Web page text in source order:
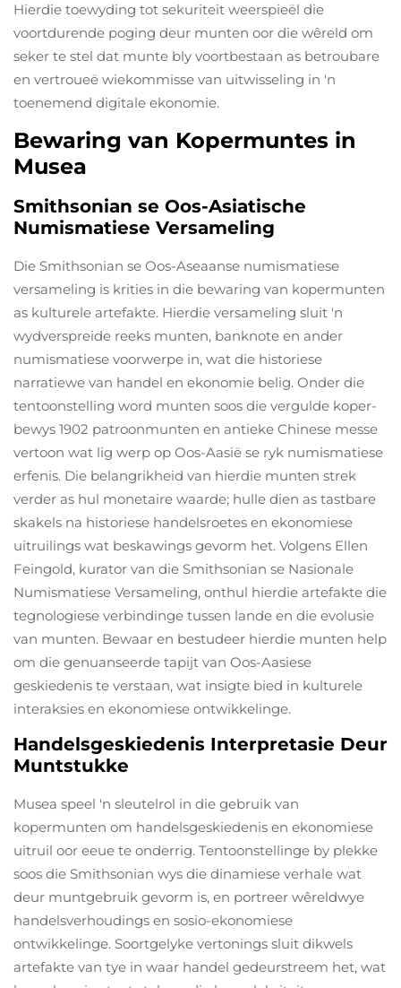
Hierdie toewyding tot sekuriteit weerspieël die
voortdurende poging deur munten oor die wêreld om
seker te stel dat munte bly voortbestaan as betroubare
en vertroueë wiekommisse van uitwisseling in 'n
toenemend digitale ekonomie.
Bewaring van Kopermuntes in
Musea
Smithsonian se Oos-Asiatische
Numismatiese Versameling
Die Smithsonian se Oos-Aseaanse numismatiese
versameling is krities in die bewaring van kopermunten
as kulturele artefakte. Hierdie versameling sluit 'n
wydverspreide reeks munten, banknote en ander
numismatiese voorwerpe in, wat die historiese
narratiewe van handel en ekonomie belig. Onder die
tentoonstelling word munten soos die vergulde koper-
bewys 1902 patroonmunten en antieke Chinese messe
vertoon wat lig werp op Oos-Aasië se ryk numismatiese
erfenis. Die belangrikheid van hierdie munten strek
verder as hul monetaire waarde; hulle dien as tastbare
skakels na historiese handelsroetes en ekonomiese
uitruilings wat beskawings gevorm het. Volgens Ellen
Feingold, kurator van die Smithsonian se Nasionale
Numismatiese Versameling, onthul hierdie artefakte die
tegnologiese verbindinge tussen lande en die evolusie
van munten. Bewaar en bestudeer hierdie munten help
om die genuanseerde tapijt van Oos-Aasiese
geskiedenis te verstaan, wat insigte bied in kulturele
interaksies en ekonomiese ontwikkelinge.
Handelsgeskiedenis Interpretasie Deur
Muntstukke
Musea speel 'n sleutelrol in die gebruik van
kopermunten om handelsgeskiedenis en ekonomiese
uitruil oor eeue te onderrig. Tentoonstellinge by plekke
soos die Smithsonian wys die dinamiese verhale wat
deur muntgebruik gevorm is, en portreer wêreldwye
handelsverhoudings en sosio-ekonomiese
ontwikkelinge. Soortgelyke vertonings sluit dikwels
artefakte van tye in waar handel gedeurstreem het, wat